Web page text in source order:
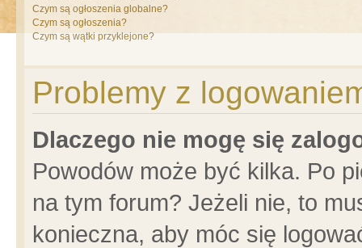
Czym są ogłoszenia globalne?
Czym są ogłoszenia?
Czym są wątki przyklejone?
Problemy z
Dlaczego nie mogę się
Powodów może być kilka. Po
na tym forum? Jeżeli nie, to
konieczna, aby móc się